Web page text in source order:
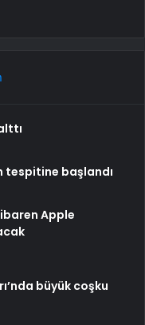
tespitine başlandı
Apple
büyük coşku